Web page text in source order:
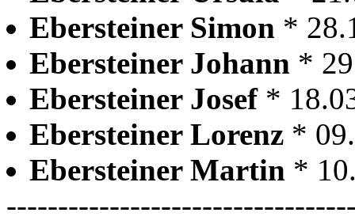
Ebersteiner Simon *
Ebersteiner Johann *
Ebersteiner Josef *
Ebersteiner Lorenz *
Ebersteiner Martin *